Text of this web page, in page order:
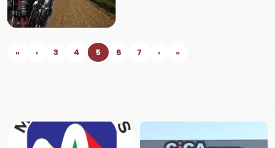
« ‹ 3 4 5 6 7 › »